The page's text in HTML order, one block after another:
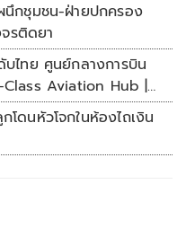
นึกชุมชน-ฝ่ายปกครอง
รติดยา
บไทย ศูนย์กลางการบิน
Aviation Hub |
สัปดาห์
ดนหัวโจกในห้องไถเงิน